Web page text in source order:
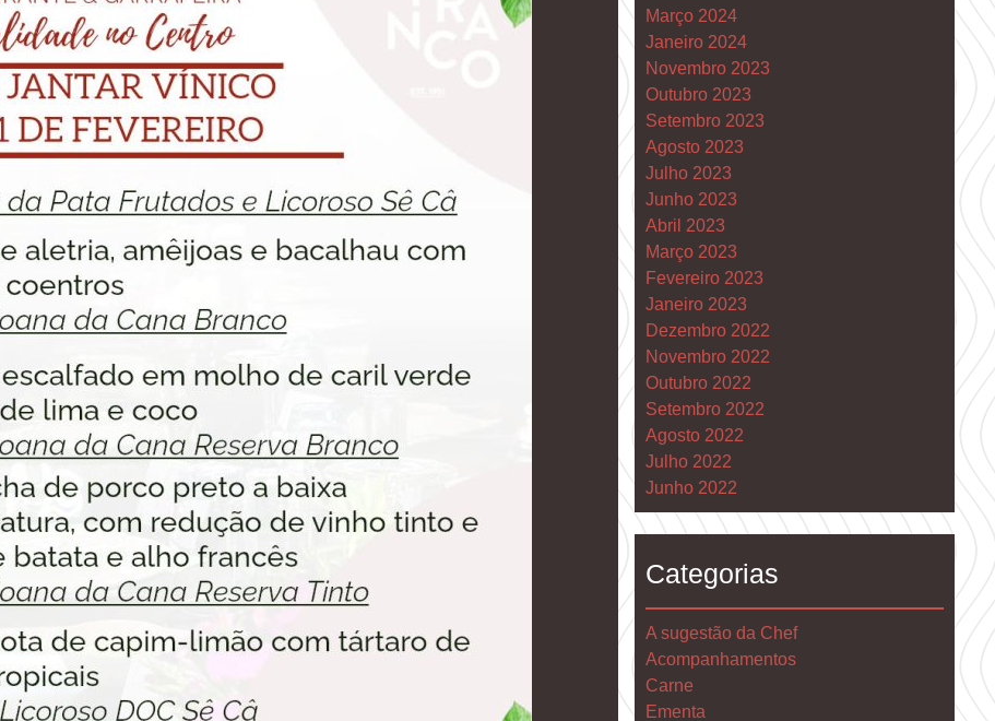
Março 2024
Janeiro 2024
Novembro 2023
Outubro 2023
Setembro 2023
Agosto 2023
Julho 2023
Junho 2023
Abril 2023
Março 2023
Fevereiro 2023
Janeiro 2023
Dezembro 2022
Novembro 2022
Outubro 2022
Setembro 2022
Agosto 2022
Julho 2022
Junho 2022
Categorias
A sugestão da Chef
Acompanhamentos
Carne
Ementa